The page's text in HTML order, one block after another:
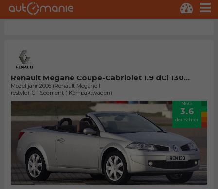
Renault Megane Coupe-Cabriolet 1.9 dCi 130...
Modelljahr 2006 (Renault Megane II
restyle), C - Segment ( Kompaktwagen)
Note
3.6
der Fahrer